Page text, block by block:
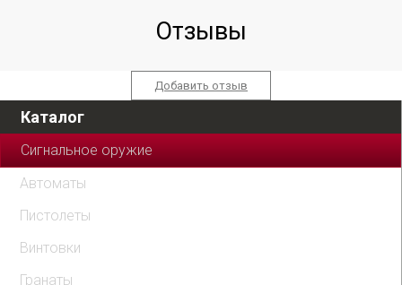
Отзывы
Добавить отзыв
Каталог
Сигнальное оружие
Автоматы
Пистолеты
Винтовки
Гранаты